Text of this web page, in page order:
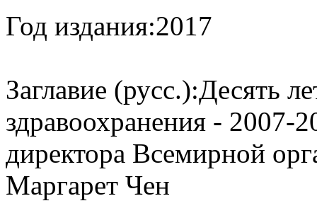
Год издания:2017
Заглавие (русс.):Десять
здравоохранения - 2007-
директора Всемирной
Маргарет Чен